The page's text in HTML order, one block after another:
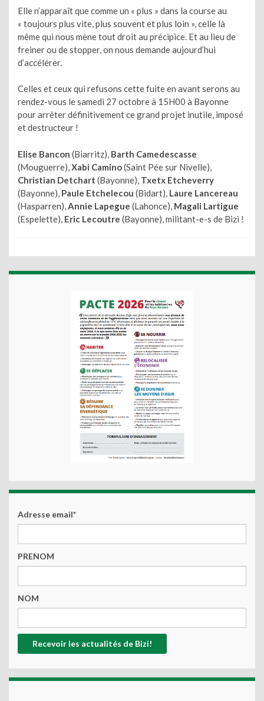
Elle n’apparaît que comme un « plus » dans la course au
« toujours plus vite, plus souvent et plus loin », celle là
même qui nous mène tout droit au précipice. Et au lieu de
freiner ou de stopper, on nous demande aujourd’hui
d’accélérer.
Celles et ceux qui refusons cette fuite en avant serons au
rendez-vous le samedi 27 octobre à 15H00 à Bayonne
pour arrêter définitivement ce grand projet inutile, imposé
et destructeur !
Elise Bancon (Biarritz), Barth Camedescasse
(Mouguerre), Xabi Camino(Saint Pée sur Nivelle),
Christian Detchart (Bayonne), Txetx Etcheverry
(Bayonne), Paule Etchelecou (Bidart), Laure Lancereau
(Hasparren), Annie Lapegue (Lahonce), Magali Lartigue
(Espelette), Eric Lecoutre (Bayonne), militant-e-s de Bizi !
Adresse email*
PRENOM
NOM